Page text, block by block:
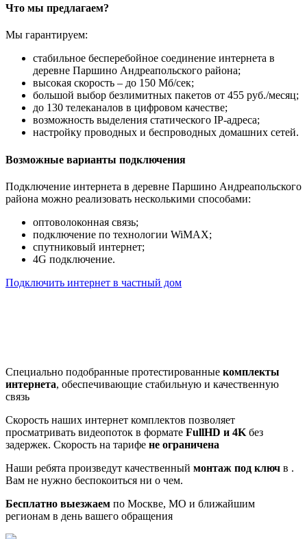
Что мы предлагаем?
Мы гарантируем:
стабильное бесперебойное соединение интернета в
деревне Паршино Андреапольского района;
высокая скорость – до 150 Мб/сек;
большой выбор безлимитных пакетов от 455 руб./месяц;
до 130 телеканалов в цифровом качестве;
возможность выделения статического IP-адреса;
настройку проводных и беспроводных домашних сетей.
Возможные варианты подключения
Подключение интернета в деревне Паршино Андреапольского
района можно реализовать несколькими способами:
оптоволоконная связь;
подключение по технологии WiMAX;
спутниковый интернет;
4G подключение.
Подключить интернет в частный дом
Специально подобранные протестированные комплекты
интернета, обеспечивающие стабильную и качественную
связь
Скорость наших интернет комплектов позволяет
просматривать видеопоток в формате FullHD и 4K без
задержек. Скорость на тарифе не ограничена
Наши ребята произведут качественный монтаж под ключ в .
Вам не нужно беспокоиться ни о чем.
Бесплатно выезжаем по Москве, МО и ближайшим
регионам в день вашего обращения